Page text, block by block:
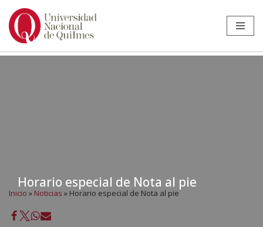
Ir
Horario especial de Nota al pie
Inicio » Noticias » Horario especial de Nota al pie